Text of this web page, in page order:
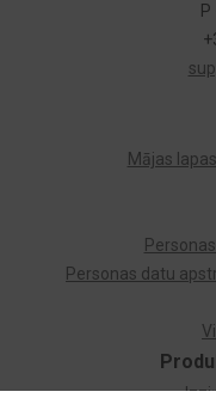
Mājas
Personas datu